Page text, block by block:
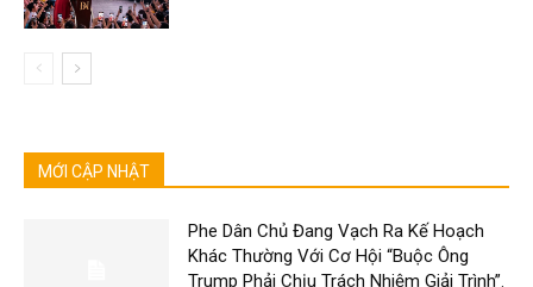
MỚI CẬP NHẬT
Phe Dân Chủ Đang Vạch Ra Kế Hoạch
Khác Thường Với Cơ Hội “Buộc Ông
Trump Phải Chịu Trách Nhiệm Giải Trình”.